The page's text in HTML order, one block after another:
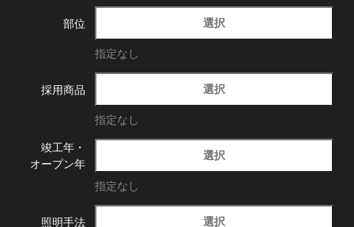
部位 選択
指定なし
採用商品 選択
指定なし
竣工年・
オープン年
選択
指定なし
照明手法 選択